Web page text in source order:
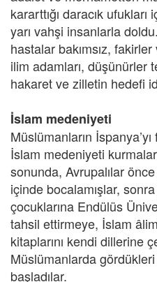
kararttığı daracık
yarı vahşi insanlarla
hastalar bakımsız,
ilim adamları, düşünürler
hakaret ve zilletin hedefi
İslam medeniyeti
Müslümanların
İslam medeniyeti
sonunda, Avrupalılar önce
içinde bocalamışlar,
çocuklarına Endülüs
tahsil ettirmeye, İslam
kitaplarını kendi dillerine
Müslümanlarda
başladılar.